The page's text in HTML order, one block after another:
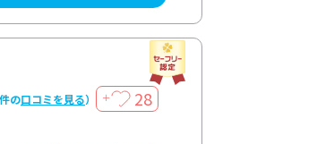
の口コミを見る） ＋ 28